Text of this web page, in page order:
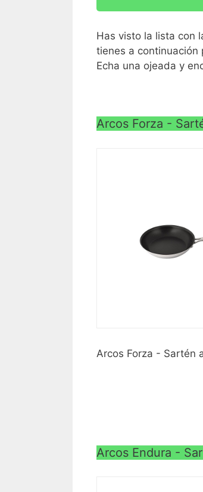
Has visto la lista con
tienes a continuación
Echa una ojeada y
Arcos Forza -
Arcos Forza - Sartén
Arcos Endura -